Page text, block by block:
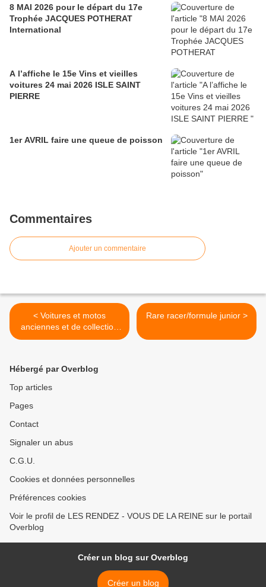
8 MAI 2026 pour le départ du 17e
Trophée JACQUES POTHERAT
International
A l’affiche le 15e Vins et vieilles
voitures 24 mai 2026 ISLE SAINT
PIERRE
1er AVRIL faire une queue de poisson
Commentaires
Ajouter un commentaire
< Voitures et motos
anciennes et de collection
dimanche 16 octobre 2011
Rare racer/formule junior >
Hébergé par Overblog
Top articles
Pages
Contact
Signaler un abus
C.G.U.
Cookies et données personnelles
Préférences cookies
Voir le profil de LES RENDEZ - VOUS DE LA REINE sur le portail
Overblog
Créer un blog sur Overblog
Créer un blog